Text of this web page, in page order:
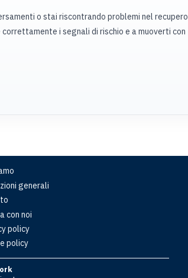
o stai riscontrando problemi nel recupero
i segnali di rischio e a muoverti con
generali
con noi
policy
policy